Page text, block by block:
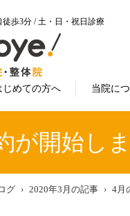
徒歩3分 / 土・日・祝日診療
じめての方へ 当院に
が開始し
グ 2020年3月の記事 4月